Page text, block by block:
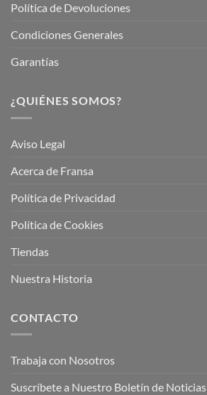
Política de Devoluciones
Condiciones Generales
Garantías
¿QUIÉNES SOMOS?
Aviso Legal
Acerca de Fransa
Política de Privacidad
Política de Cookies
Tiendas
Nuestra Historia
CONTACTO
Trabaja con Nosotros
Suscríbete a Nuestro Boletín de Noticias